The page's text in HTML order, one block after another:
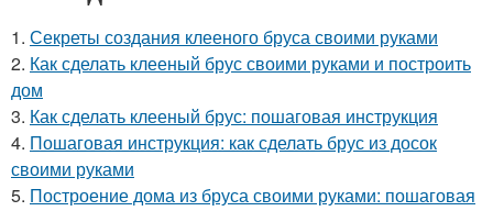
1. Секреты создания клееного бруса своими руками
2. Как сделать клееный брус своими руками и построить
дом
3. Как сделать клееный брус: пошаговая инструкция
4. Пошаговая инструкция: как сделать брус из досок
своими руками
5. Построение дома из бруса своими руками: пошаговая